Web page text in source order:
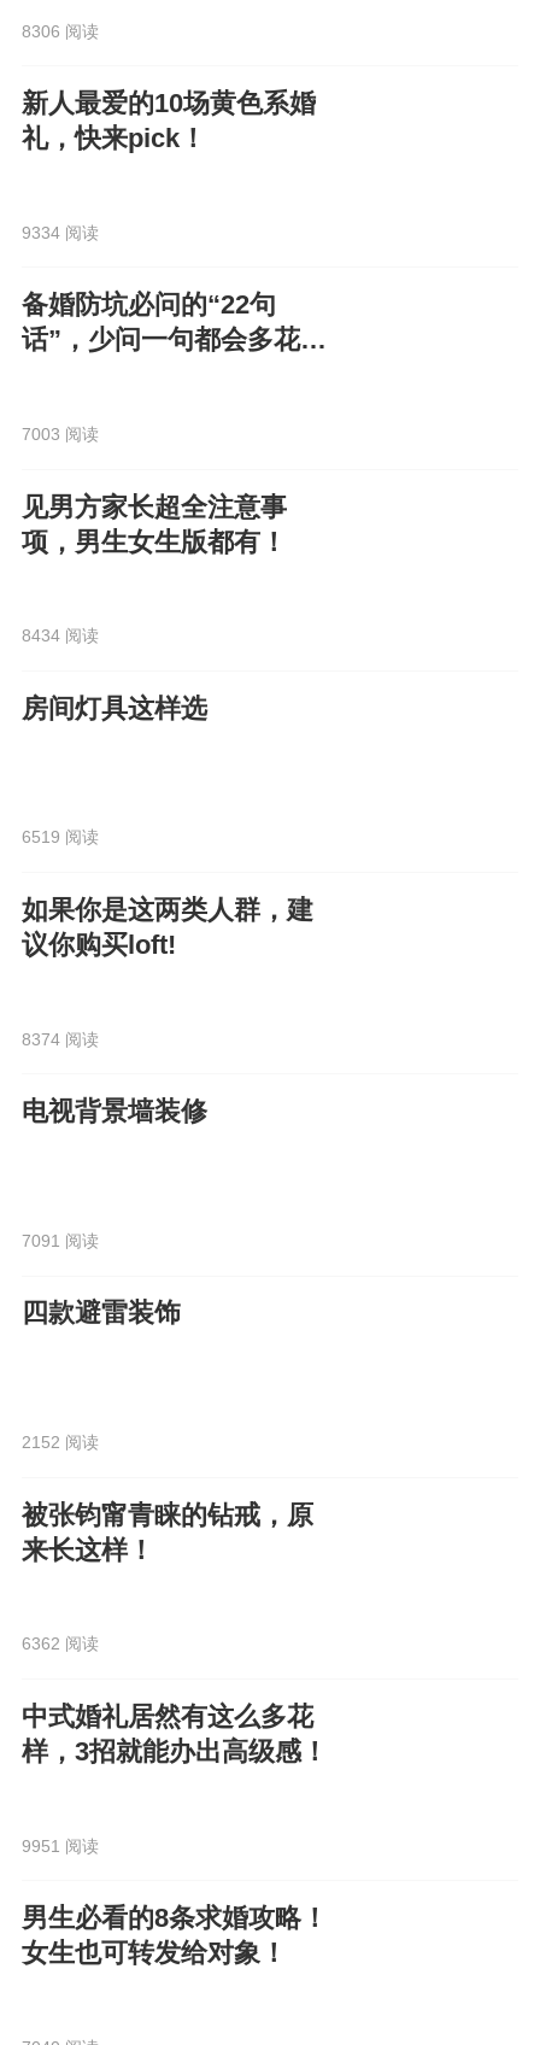
8306 阅读
新人最爱的10场黄色系婚
礼，快来pick！
9334 阅读
备婚防坑必问的“22句
话”，少问一句都会多花
7003 阅读
见男方家长超全注意事
项，男生女生版都有！
8434 阅读
房间灯具这样选
6519 阅读
如果你是这两类人群，建
议你购买loft!
8374 阅读
电视背景墙装修
7091 阅读
四款避雷装饰
2152 阅读
被张钧甯青睐的钻戒，原
来长这样！
6362 阅读
中式婚礼居然有这么多花
样，3招就能办出高级感！
9951 阅读
男生必看的8条求婚攻略！
女生也可转发给对象！